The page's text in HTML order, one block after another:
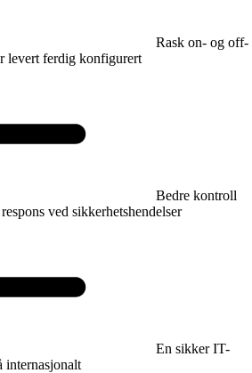
Rask on- og off-
levert ferdig konfigurert
Bedre kontroll
ved sikkerhetshendelser
En sikker IT-
internasjonalt